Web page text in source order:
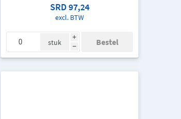
SRD 97,24
excl. BTW
i
h
stuk